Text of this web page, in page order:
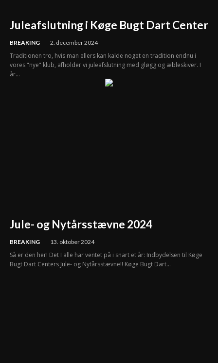
Juleafslutning i Køge Bugt Dart Center
BREAKING 2. december 2024
Traditionen tro, hvis man ellers kan kalde noget en tradition endnu i
vores "nye" klub, afholder vi juleafslutning med gløgg og æbleskiver. I
år...
Jule- og Nytårsstævne 2024
BREAKING 13. oktober 2024
Så er den her! Det I alle har ventet på i snart et år: Indbydelsen til Køge
Bugt Dart Centers Jule- og Nytårsstævne!! Køge Bugt Dart...